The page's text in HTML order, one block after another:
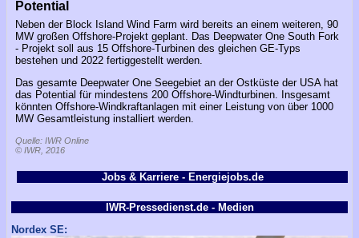
Potential
Neben der Block Island Wind Farm wird bereits an einem weiteren, 90
MW großen Offshore-Projekt geplant. Das Deepwater One South Fork
- Projekt soll aus 15 Offshore-Turbinen des gleichen GE-Typs
bestehen und 2022 fertiggestellt werden.
Das gesamte Deepwater One Seegebiet an der Ostküste der USA hat
das Potential für mindestens 200 Offshore-Windturbinen. Insgesamt
könnten Offshore-Windkraftanlagen mit einer Leistung von über 1000
MW Gesamtleistung installiert werden.
Quelle: IWR Online
© IWR, 2016
Jobs & Karriere - Energiejobs.de
IWR-Pressedienst.de - Medien
Nordex SE: